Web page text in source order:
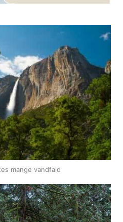
mange vandfald